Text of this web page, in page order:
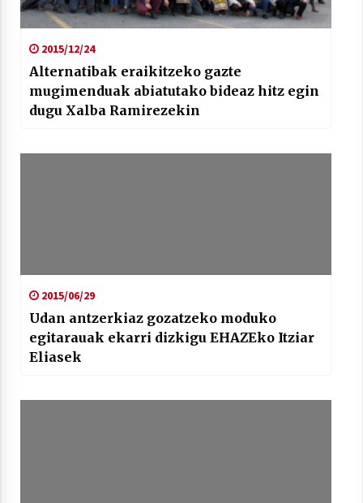
2015/12/24
Alternatibak eraikitzeko gazte
mugimenduak abiatutako bideaz hitz egin
dugu Xalba Ramirezekin
2015/06/29
Udan antzerkiaz gozatzeko moduko
egitarauak ekarri dizkigu EHAZEko Itziar
Eliasek